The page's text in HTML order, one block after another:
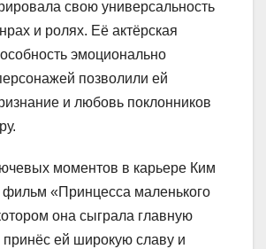
свою универсальность
и ролях. Её актёрская
эмоционально
позволили ей
и любовь поклонников
моментов в карьере Ким
«Принцесса маленького
она сыграла главную
ей широкую славу и